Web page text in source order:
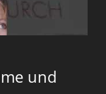
und